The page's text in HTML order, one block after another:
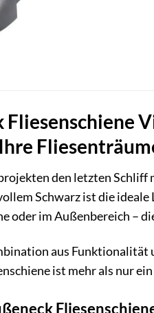
Fliesenschiene
den letzten Schliff
Schwarz ist die ideale
oder im Außenbereich –
aus
ist mehr als nur